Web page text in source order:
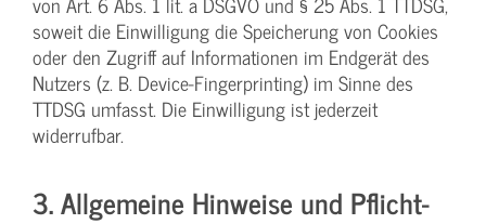
soweit die Einwilligung die Speicherung von Cookies
oder den Zugriff auf Informationen im Endgerät des
Nutzers (z. B. Device-Fingerprinting) im Sinne des
TTDSG umfasst. Die Einwilligung ist jederzeit
widerrufbar.
3. Allgemeine Hinweise und Pflicht­